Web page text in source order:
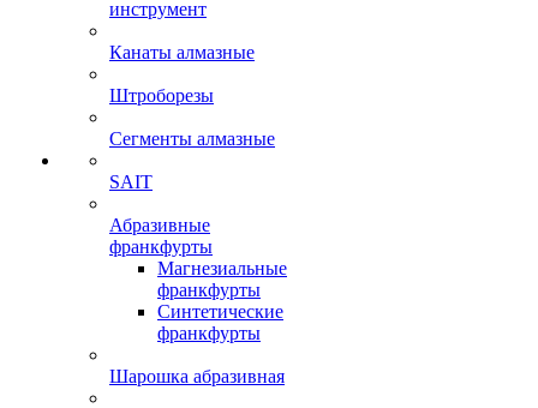
инструмент
Канаты алмазные
Штроборезы
Сегменты алмазные
SAIT
Абразивные
франкфурты
Магнезиальные
франкфурты
Синтетические
франкфурты
Шарошка абразивная